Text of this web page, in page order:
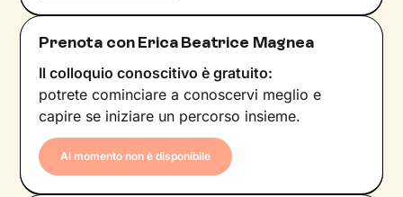
Prenota con Erica Beatrice Magnea
Il colloquio conoscitivo è gratuito:
potrete cominciare a conoscervi meglio e
capire se iniziare un percorso insieme.
Al momento non è disponibile